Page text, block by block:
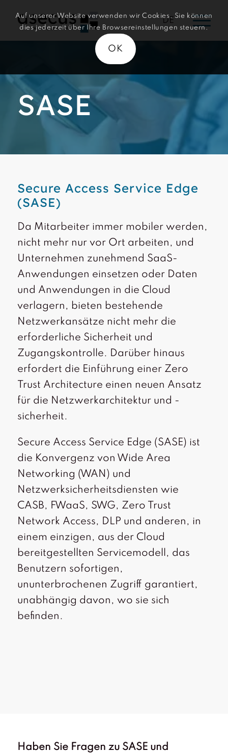
DE
SASE
Secure Access Service Edge
(SASE)
Da Mitarbeiter immer mobiler werden,
nicht mehr nur vor Ort arbeiten, und
Unternehmen zunehmend SaaS-
Anwendungen einsetzen oder Daten
und Anwendungen in die Cloud
verlagern, bieten bestehende
Netzwerkansätze nicht mehr die
erforderliche Sicherheit und
Zugangskontrolle. Darüber hinaus
erfordert die Einführung einer Zero
Trust Architecture einen neuen Ansatz
für die Netzwerkarchitektur und -
sicherheit.
Secure Access Service Edge (SASE) ist
die Konvergenz von Wide Area
Networking (WAN) und
Netzwerksicherheitsdiensten wie
CASB, FWaaS, SWG, Zero Trust
Network Access, DLP und anderen, in
einem einzigen, aus der Cloud
bereitgestellten Servicemodell, das
Benutzern sofortigen,
ununterbrochenen Zugriff garantiert,
unabhängig davon, wo sie sich
befinden.
Haben Sie Fragen zu SASE und
Auf unserer Website verwenden wir Cookies. Sie können
dies jederzeit über Ihre Browsereinstellungen steuern.
OK